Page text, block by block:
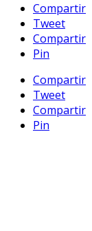
Compartir
Tweet
Compartir
Pin
Compartir
Tweet
Compartir
Pin